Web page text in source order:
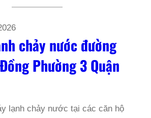
chảy nước đường
Phường 3 Quận
lạnh chảy nước tại các căn hộ